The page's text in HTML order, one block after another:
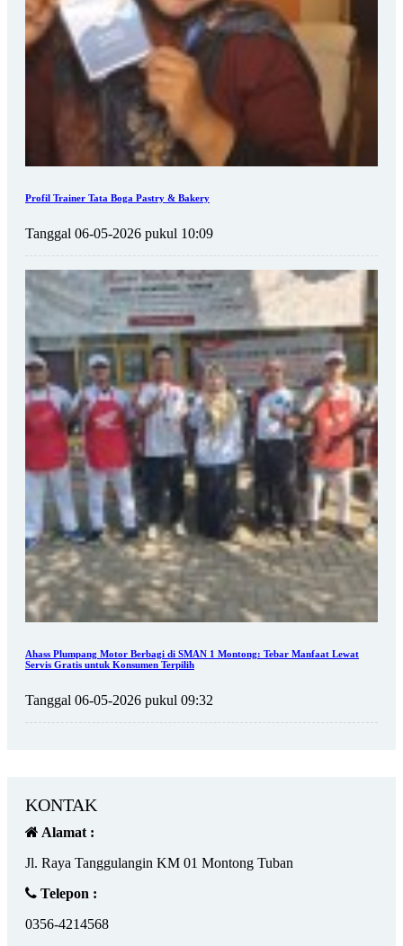
Profil Trainer Tata Boga Pastry & Bakery
Tanggal 06-05-2026 pukul 10:09
Ahass Plumpang Motor Berbagi di SMAN 1 Montong: Tebar Manfaat Lewat
Servis Gratis untuk Konsumen Terpilih
Tanggal 06-05-2026 pukul 09:32
KONTAK
Alamat :
Jl. Raya Tanggulangin KM 01 Montong Tuban
Telepon :
0356-4214568